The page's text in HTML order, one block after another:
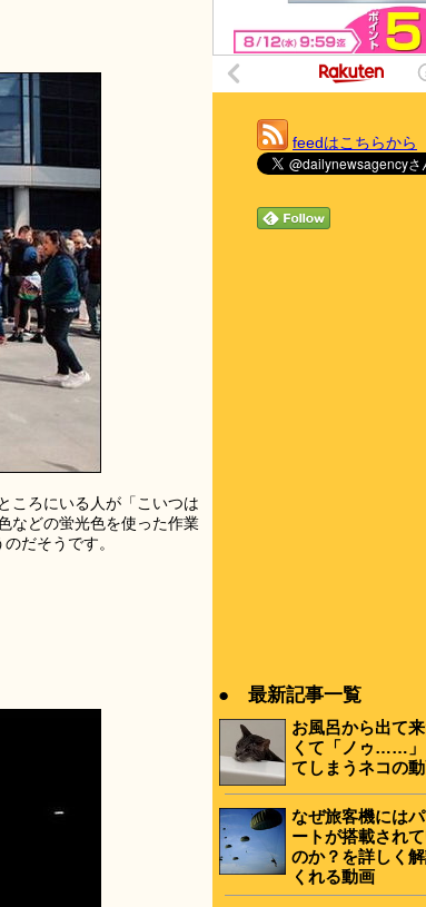
ころにいる人が「こいつは
などの蛍光色を使った作業
だそうです。
feedはこちらから
● 最新記事一覧
お風呂から出て
くて「ノゥ……」
てしまうネコの
なぜ旅客機には
ートが搭載され
のか？を詳しく
くれる動画